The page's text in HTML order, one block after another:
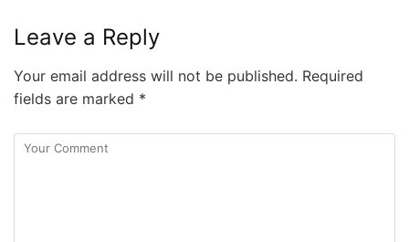
Leave a Reply
Your email address will not be published. Required
fields are marked *